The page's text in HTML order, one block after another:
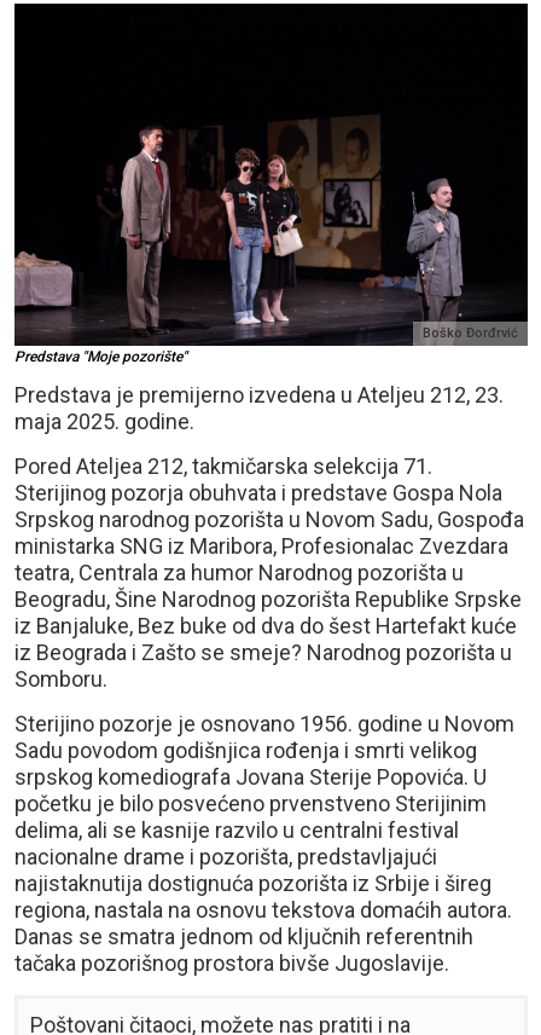
Boško Đorđrvić
Predstava "Moje pozorište"
Predstava je premijerno izvedena u Ateljeu 212, 23.
maja 2025. godine.
Pored Ateljea 212, takmičarska selekcija 71.
Sterijinog pozorja obuhvata i predstave Gospa Nola
Srpskog narodnog pozorišta u Novom Sadu, Gospođa
ministarka SNG iz Maribora, Profesionalac Zvezdara
teatra, Centrala za humor Narodnog pozorišta u
Beogradu, Šine Narodnog pozorišta Republike Srpske
iz Banjaluke, Bez buke od dva do šest Hartefakt kuće
iz Beograda i Zašto se smeje? Narodnog pozorišta u
Somboru.
Sterijino pozorje je osnovano 1956. godine u Novom
Sadu povodom godišnjica rođenja i smrti velikog
srpskog komediografa Jovana Sterije Popovića. U
početku je bilo posvećeno prvenstveno Sterijinim
delima, ali se kasnije razvilo u centralni festival
nacionalne drame i pozorišta, predstavljajući
najistaknutija dostignuća pozorišta iz Srbije i šireg
regiona, nastala na osnovu tekstova domaćih autora.
Danas se smatra jednom od ključnih referentnih
tačaka pozorišnog prostora bivše Jugoslavije.
Poštovani čitaoci, možete nas pratiti i na